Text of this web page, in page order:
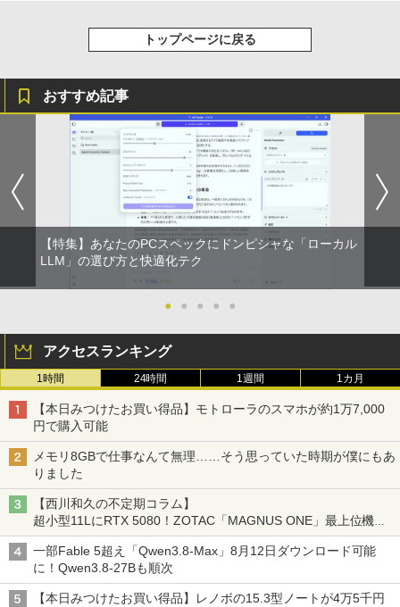
トップページに戻る
おすすめ記事
【特集】あなたのPCスペックにドンピシャな「ローカル
LLM」の選び方と快適化テク
● ● ● ● ●
アクセスランキング
1時間 24時間 1週間 1カ月
【本日みつけたお買い得品】モトローラのスマホが約1万7,000
円で購入可能
メモリ8GBで仕事なんて無理……そう思っていた時期が僕にもあ
りました
【西川和久の不定期コラム】
超小型11LにRTX 5080！ZOTAC「MAGNUS ONE」最上位機の
実力を探る
一部Fable 5超え「Qwen3.8-Max」8月12日ダウンロード可能
に！Qwen3.8-27Bも順次
【本日みつけたお買い得品】レノボの15.3型ノートが4万5千円